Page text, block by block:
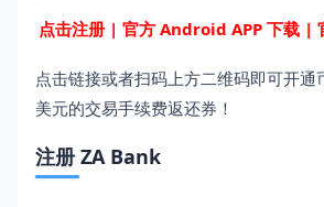
点击注册 | 官方 Android APP 下载 |
点击链接或者扫码上方二维码即可开
美元的交易手续费返还券！
注册 ZA Bank